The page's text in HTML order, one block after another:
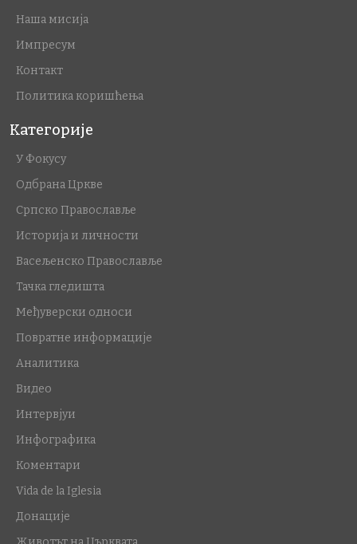
Наша мисија
Импресум
Контакт
Политика коришћења
Категорије
У Фокусу
Одбрана Цркве
Српско Православље
Историја и личности
Васељенско Православље
Тачка гледишта
Међуверски односи
Повратне информације
Аналитика
Видео
Интервјуи
Инфографика
Коментари
Vida de la Iglesia
Донације